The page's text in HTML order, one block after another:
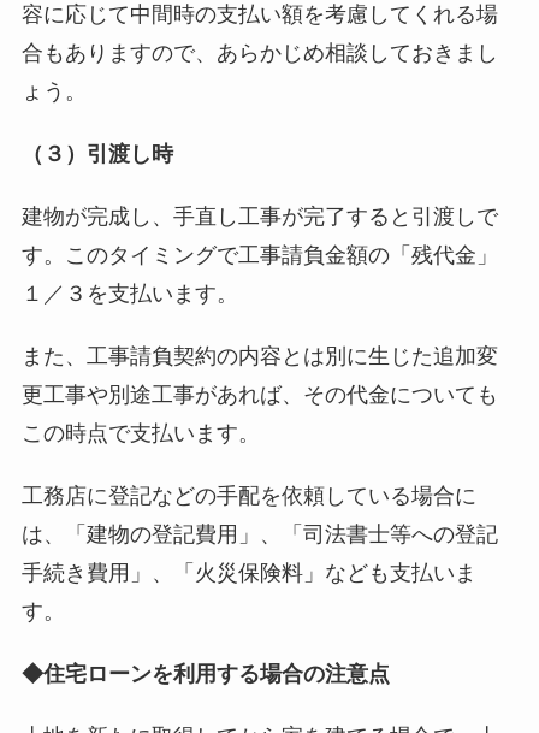
容に応じて中間時の支払い額を考慮してくれる場
合もありますので、あらかじめ相談しておきまし
ょう。
（３）引渡し時
建物が完成し、手直し工事が完了すると引渡しで
す。このタイミングで工事請負金額の「残代金」
１／３を支払います。
また、工事請負契約の内容とは別に生じた追加変
更工事や別途工事があれば、その代金についても
この時点で支払います。
工務店に登記などの手配を依頼している場合に
は、「建物の登記費用」、「司法書士等への登記
手続き費用」、「火災保険料」なども支払いま
す。
◆住宅ローンを利用する場合の注意点